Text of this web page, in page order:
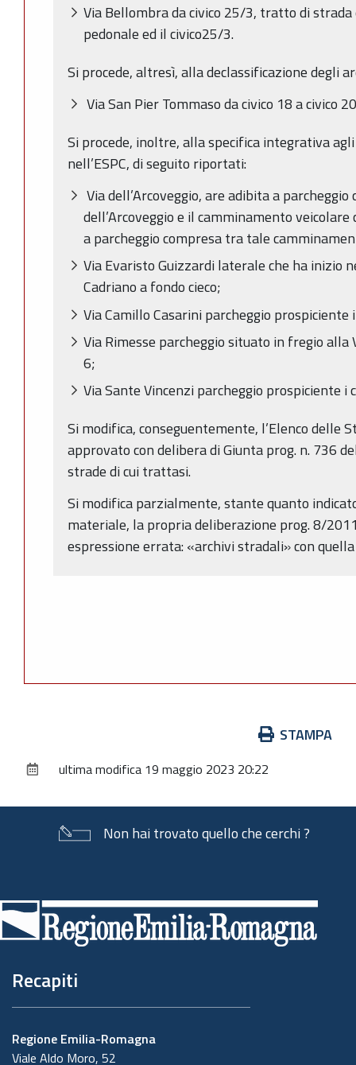
Via Bellombra da civico 25/3, tratto di
pedonale ed il civico25/3.
Si procede, altresì, alla declassificazione degli
Via San Pier Tommaso da civico 18 a civico
Si procede, inoltre, alla specifica integrativa
nell’ESPC, di seguito riportati:
Via dell’Arcoveggio, are adibita a
dell’Arcoveggio e il camminamento
a parcheggio compresa tra tale
Via Evaristo Guizzardi laterale che ha inizio
Cadriano a fondo cieco;
Via Camillo Casarini parcheggio prospiciente
Via Rimesse parcheggio situato in fregio alla
6;
Via Sante Vincenzi parcheggio prospiciente i
Si modifica, conseguentemente, l’Elenco delle
approvato con delibera di Giunta prog. n. 736
strade di cui trattasi.
Si modifica parzialmente, stante quanto
materiale, la propria deliberazione prog. 8/
espressione errata: «archivi stradali» con
documento
STAMPA
ultima modifica 19 maggio 2023 20:22
Non hai trovato quello che cerchi ?
di
pagina
Recapiti
Regione Emilia-Romagna
Viale Aldo Moro, 52